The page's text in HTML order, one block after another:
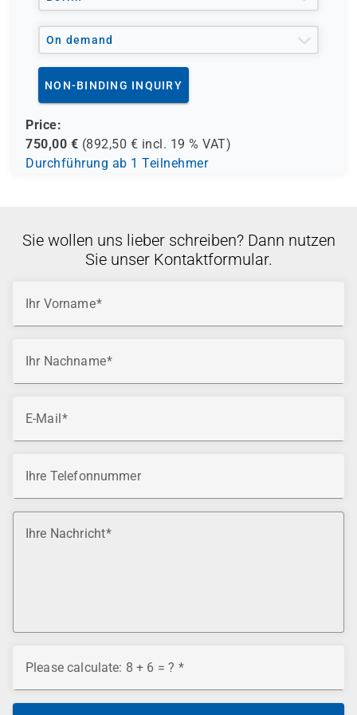
On demand
NON-BINDING INQUIRY
Price:
750,00 € (892,50 € incl. 19 % VAT)
Durchführung ab 1 Teilnehmer
Sie wollen uns lieber schreiben? Dann nutzen
Sie unser Kontaktformular.
Ihr Vorname
Ihr Nachname
E-Mail
Ihre Telefonnummer
Ihre Nachricht
Please calculate: 8 + 6 = ?